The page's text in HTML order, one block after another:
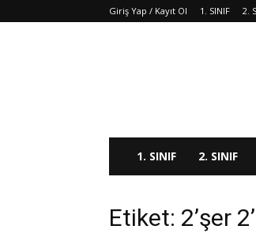
Giriş Yap / Kayıt Ol 1. SINIF 2.
1. SINIF 2. SINIF
Etiket: 2’şer